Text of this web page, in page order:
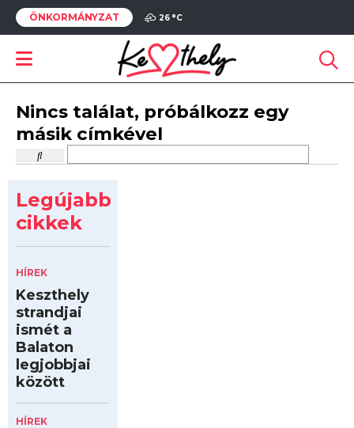
ÖNKORMÁNYZAT 26 °C
Nincs találat, próbálkozz egy
másik címkével
Legújabb
cikkek
HÍREK
Keszthely
strandjai
ismét a
Balaton
legjobbjai
között
HÍREK